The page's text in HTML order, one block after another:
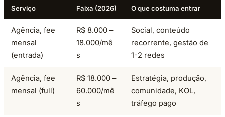
Serviço Faixa (2026) O que costuma entrar
Agência, fee
mensal
(entrada)
R$ 8.000 –
18.000/mê
s
Social, conteúdo
recorrente, gestão de
1-2 redes
Agência, fee
mensal (full)
R$ 18.000 –
60.000/mê
s
Estratégia, produção,
comunidade, KOL,
tráfego pago